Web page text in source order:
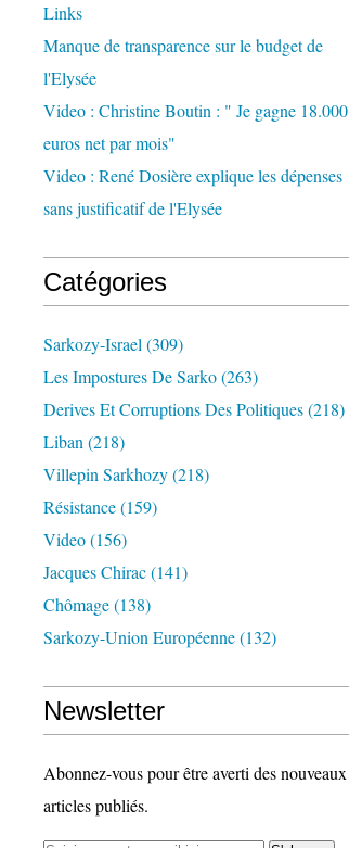
Links
Manque de transparence sur le budget de
l'Elysée
Video : Christine Boutin : " Je gagne 18.000
euros net par mois"
Video : René Dosière explique les dépenses
sans justificatif de l'Elysée
Catégories
Sarkozy-Israel (309)
Les Impostures De Sarko(263)
Derives Et Corruptions Des Politiques(218)
Liban (218)
Villepin Sarkhozy(218)
Résistance(159)
Video(156)
Jacques Chirac(141)
Chômage(138)
Sarkozy-Union Européenne(132)
Newsletter
Abonnez-vous pour être averti des nouveaux
articles publiés.